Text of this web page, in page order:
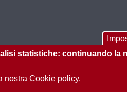
statistiche: continuando la
nostra Cookie policy.